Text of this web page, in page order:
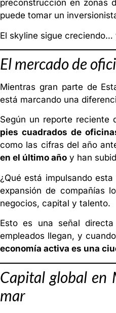
preconstrucción en zonas
puede tomar un
El skyline sigue
El mercado de
Mientras gran parte de
está marcando una
Según un reporte reciente
pies cuadrados de
como las cifras del año
en el último año y han
¿Qué está impulsando
expansión de compañías
negocios, capital y talento.
Esto es una señal
empleados llegan, y
economía activa es una
Capital global en
mar